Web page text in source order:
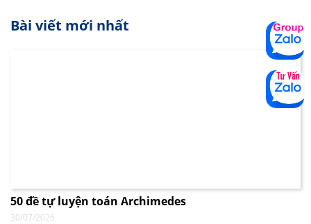
Bài viết mới nhất
50 đề tự luyện toán Archimedes
30/07/2026